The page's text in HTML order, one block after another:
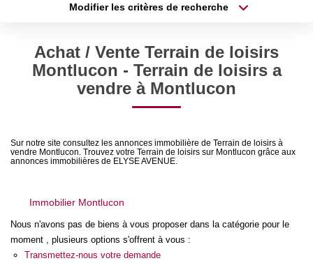
FAIRE GÉRER
Qui Sommes-Nous
Nos Actualités
CONTACT
Modifier les critères de recherche
Sélectionnez...
Type de bien
Surface min
Achat / Vente Terrain de loisirs
Montlucon - Terrain de loisirs a
vendre à Montlucon
Sur notre site consultez les annonces immobilière de Terrain de loisirs à
vendre Montlucon. Trouvez votre Terrain de loisirs sur Montlucon grâce aux
annonces immobilières de ELYSE AVENUE.
Immobilier Montlucon
Nous n'avons pas de biens à vous proposer dans la catégorie pour le
moment , plusieurs options s'offrent à vous :
Transmettez-nous votre demande